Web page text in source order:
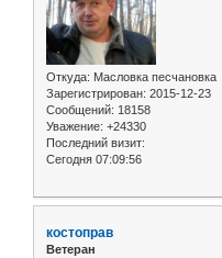
Откуда: Масловка песчановка
Зарегистрирован: 2015-12-23
Сообщений: 18158
Уважение: +24330
Последний визит:
Сегодня 07:09:56
костоправ
Ветеран